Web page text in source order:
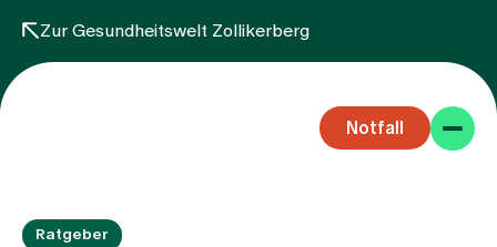
Zur Gesundheitswelt Zollikerberg
Notfall
Ratgeber